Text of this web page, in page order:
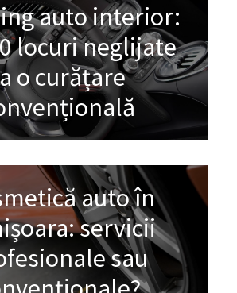
auto interior:
locuri neglijate
o curățare
auto în
servicii
sau